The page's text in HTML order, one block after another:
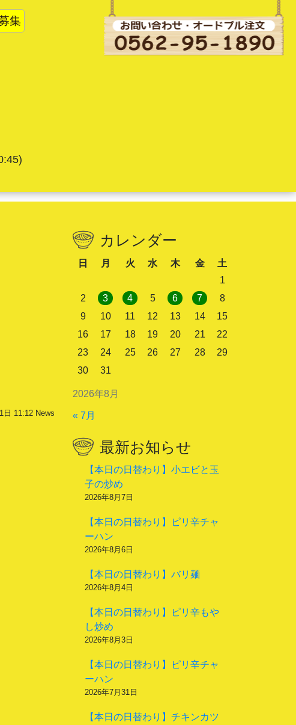
集
日 11:12 News
カレンダー
2026年8月
日 月 火 水 木 金
土
1
2
3 4 5 6 7
8
9
10 11 12 13 14
15
16
17 18 19 20 21
22
23
24 25 26 27 28
29
30
31
« 7月
最新お知らせ
【本日の日替わり】小エビと玉
子の炒め
2026年8月7日
【本日の日替わり】ピリ辛チャ
ーハン
2026年8月6日
【本日の日替わり】バリ麺
2026年8月4日
【本日の日替わり】ピリ辛もや
し炒め
2026年8月3日
【本日の日替わり】ピリ辛チャ
ーハン
2026年7月31日
【本日の日替わり】チキンカツ